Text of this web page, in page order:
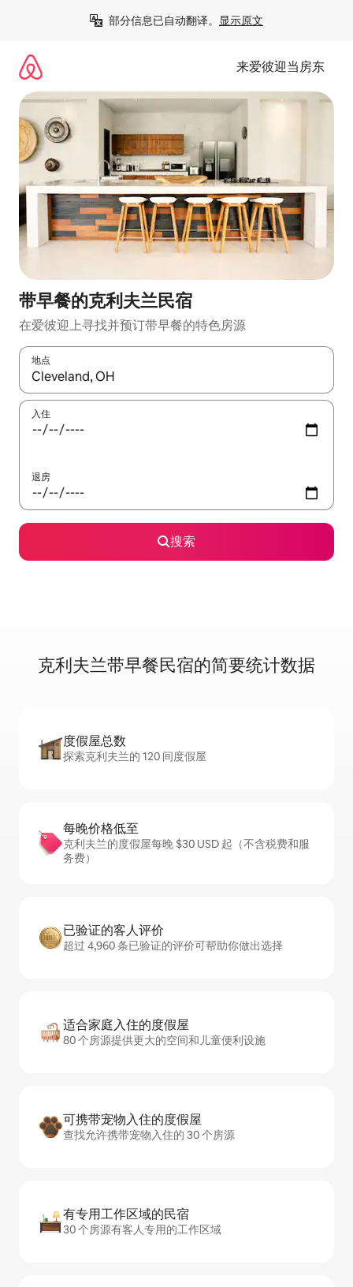
部分信息已自动翻译。 显示原文
来爱彼迎当房东
带早餐的克利夫兰民宿
在爱彼迎上寻找并预订带早餐的特色房源
地点
如有搜索结果，请使用上下方向键查看，或通过点击或滑动手势
入住
退房
搜索
克利夫兰带早餐民宿的简要统计数据
度假屋总数
探索克利夫兰的 120 间度假屋
每晚价格低至
克利夫兰的度假屋每晚 $30 USD 起（不含税费和服
务费）
已验证的客人评价
超过 4,960 条已验证的评价可帮助你做出选择
适合家庭入住的度假屋
80 个房源提供更大的空间和儿童便利设施
可携带宠物入住的度假屋
查找允许携带宠物入住的 30 个房源
有专用工作区域的民宿
30 个房源有客人专用的工作区域